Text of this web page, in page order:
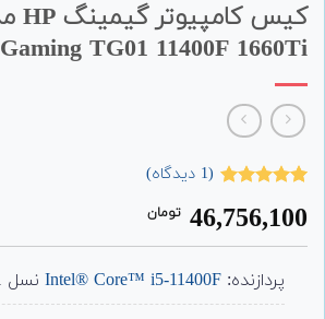
Gaming TG01 11400F 1660Ti
از 5 امتیاز
مشتری
(
1 دیدگاه)
46,756,100 تومان
پردازنده: Intel® Core™ i5-11400Fنسل 11 با 12 مگ کش